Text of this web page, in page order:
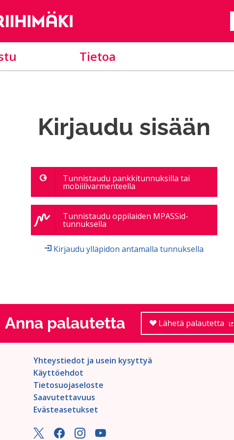
Tietoa
Kirjaudu sisään
Tunnistaudu pankkitunnuksilla tai
mobiilivarmenteella
Tunnistaudu oppilaiden MPASSid-
tunnuksella
Kirjaudu ylläpidon antamalla tunnuksella
Anna palautetta Lähetä palautetta
Yhteystiedot ja usein kysyttyä
Käyttöehdot
Tietosuojaseloste
Saavutettavuus
Evästeasetukset